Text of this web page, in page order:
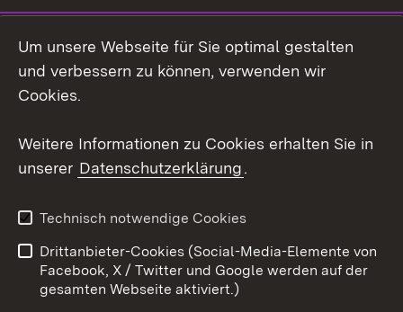
X / Twitter
Youtube
Kontakt
Datenschutz
Barrierefreiheit
Impressum Cookies
Um unsere Webseite für Sie optimal gestalten
und verbessern zu können, verwenden wir
Cookies.
Weitere Informationen zu Cookies erhalten Sie in
unserer Datenschutzerklärung.
Technisch notwendige Cookies
Drittanbieter-Cookies (Social-Media-Elemente von
Facebook, X / Twitter und Google werden auf der
gesamten Webseite aktiviert.)